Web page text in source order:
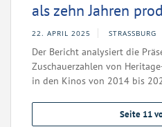
als zehn Jahren
22. APRIL 2025 STRASSBURG
Der Bericht analysiert die
Zuschauerzahlen von
in den Kinos von 2014 bis
Seite 11